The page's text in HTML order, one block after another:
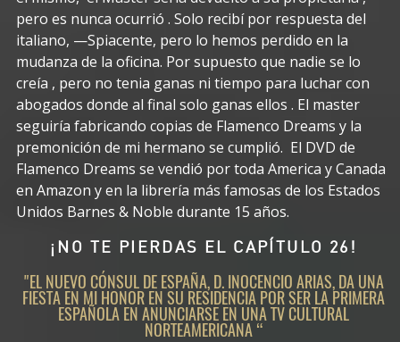
pero es nunca ocurrió . Solo recibí por respuesta del
italiano, —Spiacente, pero lo hemos perdido en la
mudanza de la oficina. Por supuesto que nadie se lo
creía , pero no tenia ganas ni tiempo para luchar con
abogados donde al final solo ganas ellos . El master
seguiría fabricando copias de Flamenco Dreams y la
premonición de mi hermano se cumplió. El DVD de
Flamenco Dreams se vendió por toda America y Canada
en Amazon y en la librería más famosas de los Estados
Unidos Barnes & Noble durante 15 años.
¡NO TE PIERDAS EL CAPÍTULO 26!
"EL NUEVO CÓNSUL DE ESPAÑA, D. INOCENCIO ARIAS, DA UNA
FIESTA EN MI HONOR EN SU RESIDENCIA POR SER LA PRIMERA
ESPAÑOLA EN ANUNCIARSE EN UNA TV CULTURAL
NORTEAMERICANA “